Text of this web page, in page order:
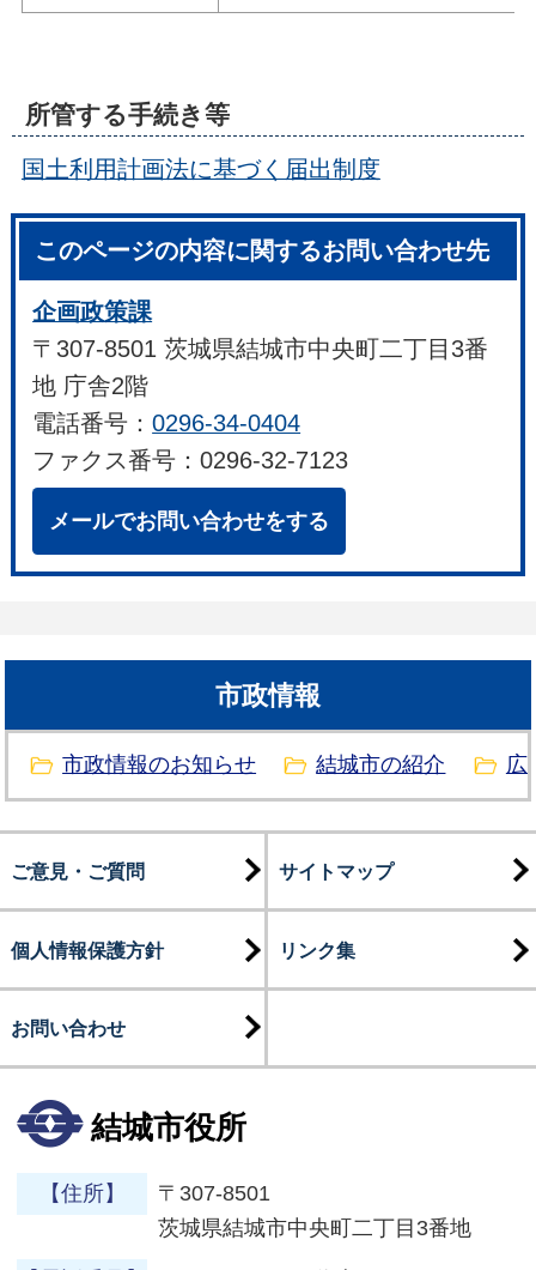
所管する手続き等
国土利用計画法に基づく届出制度
このページの内容に関するお問い合わせ先
企画政策課
〒307-8501 茨城県結城市中央町二丁目3番
地 庁舎2階
電話番号：0296-34-0404
ファクス番号：0296-32-7123
メールでお問い合わせをする
市政情報
市政情報のお知らせ 結城市の紹介 広
ご意見・ご質問 サイトマップ
個人情報保護方針 リンク集
お問い合わせ
結城市役所
【住所】
〒307-8501
茨城県結城市中央町二丁目3番地